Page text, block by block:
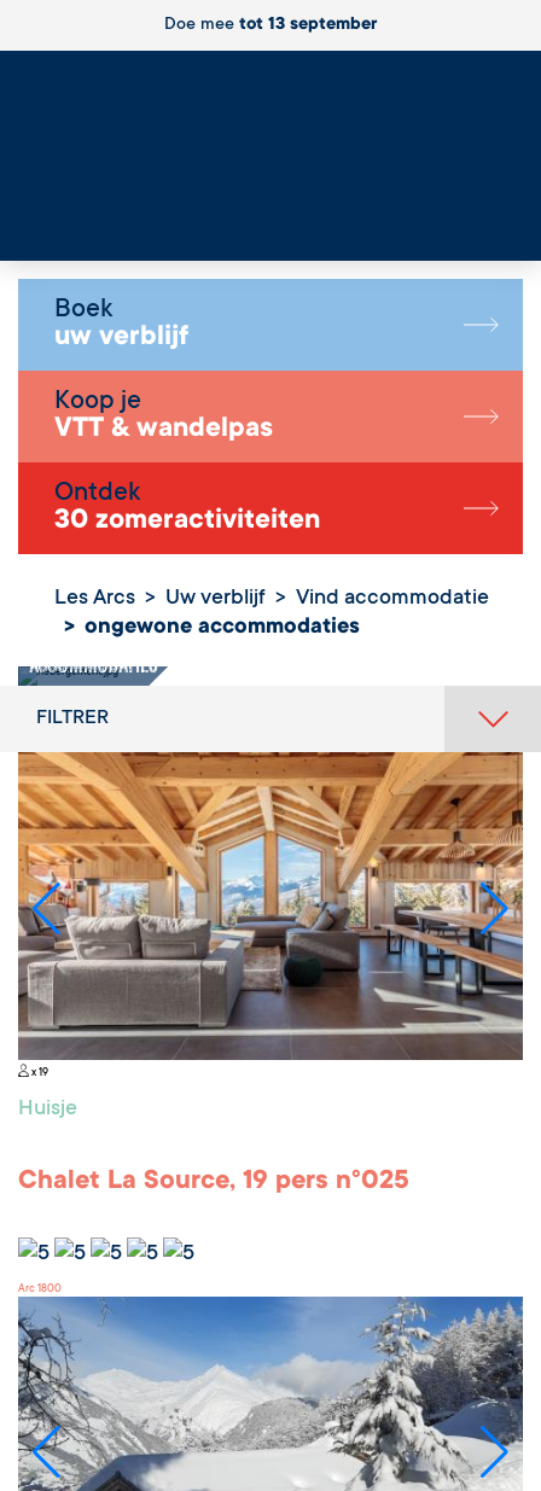
Doe mee tot 13 september
Boek
uw verblijf
Koop je
VTT & wandelpas
Ontdek
30 zomeractiviteiten
Les Arcs Uw verblijf
Vind accommodatie
ongewone accommodaties
ongewone
accommodaties
FILTRER
x 19
Huisje
Chalet La Source, 19 pers n°025
Arc 1800